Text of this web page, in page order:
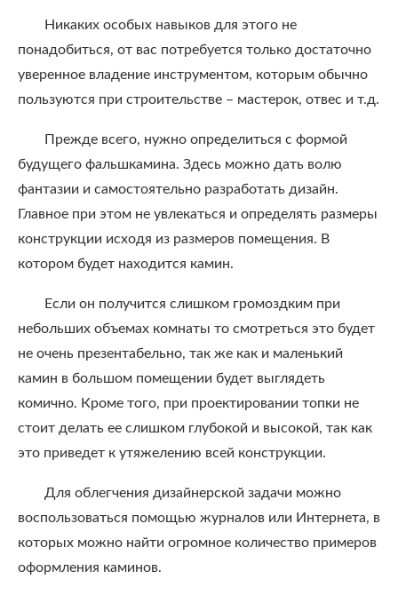
Никаких особых навыков для этого не
понадобиться, от вас потребуется только достаточно
уверенное владение инструментом, которым обычно
пользуются при строительстве – мастерок, отвес и т.д.
Прежде всего, нужно определиться с формой
будущего фальшкамина. Здесь можно дать волю
фантазии и самостоятельно разработать дизайн.
Главное при этом не увлекаться и определять размеры
конструкции исходя из размеров помещения. В
котором будет находится камин.
Если он получится слишком громоздким при
небольших объемах комнаты то смотреться это будет
не очень презентабельно, так же как и маленький
камин в большом помещении будет выглядеть
комично. Кроме того, при проектировании топки не
стоит делать ее слишком глубокой и высокой, так как
это приведет к утяжелению всей конструкции.
Для облегчения дизайнерской задачи можно
воспользоваться помощью журналов или Интернета, в
которых можно найти огромное количество примеров
оформления каминов.